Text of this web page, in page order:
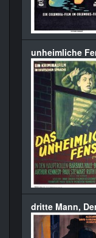
unheimliche
dritte Mann,